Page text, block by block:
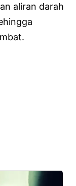
aliran darah